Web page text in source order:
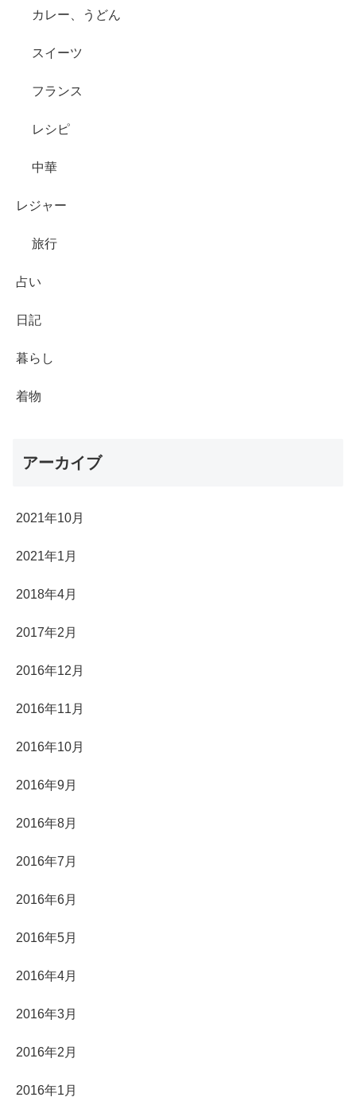
カレー、うどん
スイーツ
フランス
レシピ
中華
レジャー
旅行
占い
日記
暮らし
着物
アーカイブ
2021年10月
2021年1月
2018年4月
2017年2月
2016年12月
2016年11月
2016年10月
2016年9月
2016年8月
2016年7月
2016年6月
2016年5月
2016年4月
2016年3月
2016年2月
2016年1月